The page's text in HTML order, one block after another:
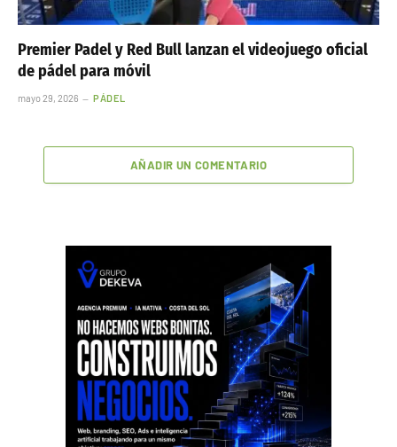
Premier Padel y Red Bull lanzan el videojuego oficial
de pádel para móvil
mayo 29, 2026 PÁDEL
AÑADIR UN COMENTARIO